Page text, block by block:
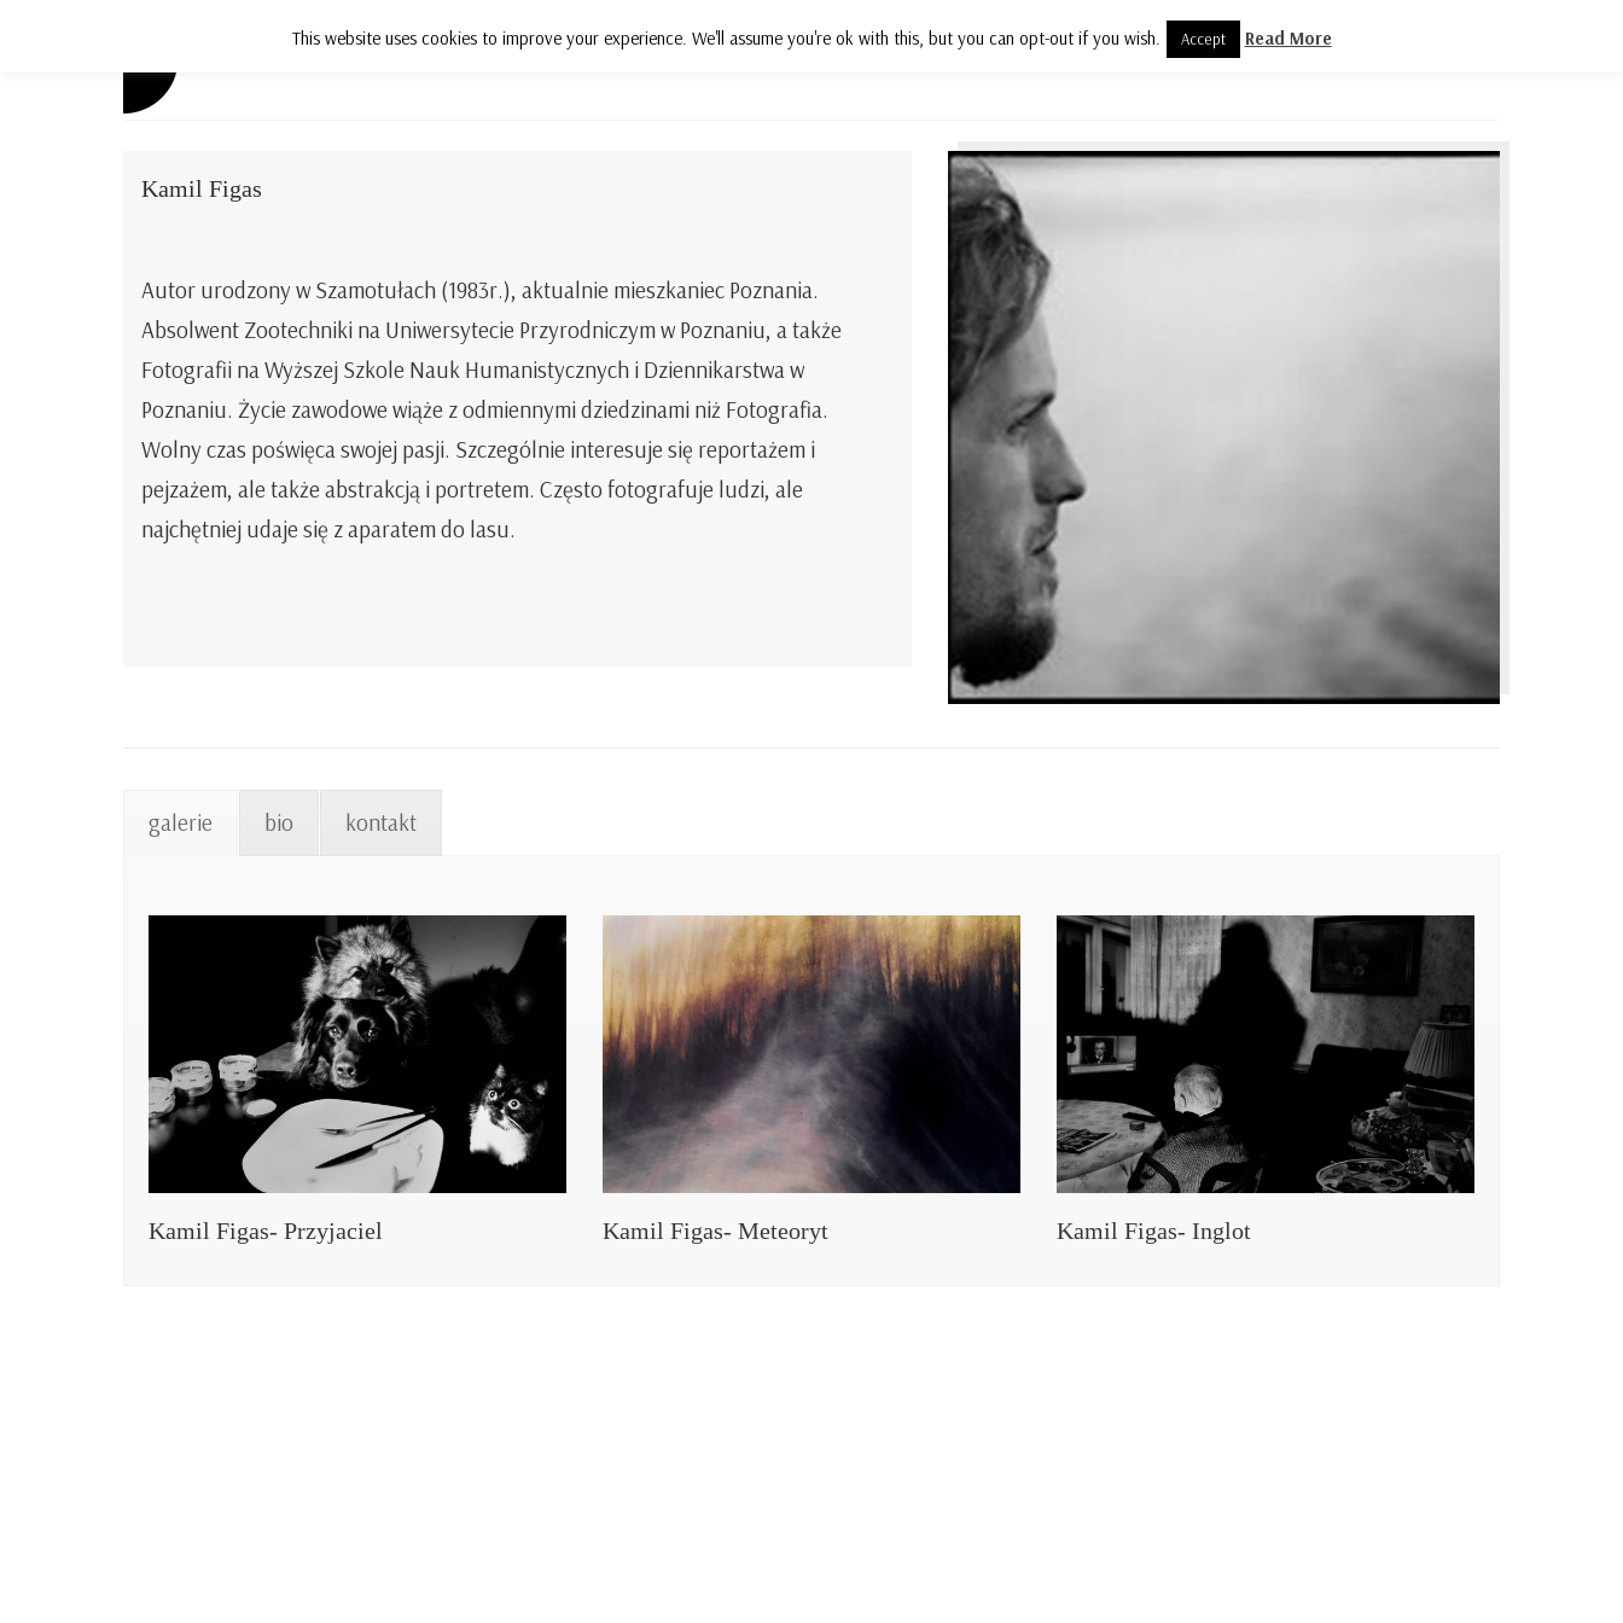
Polityka prywatności
Kamil Figas
Autor urodzony w Szamotułach (1983r.), aktualnie mieszkaniec Poznania.
Absolwent Zootechniki na Uniwersytecie Przyrodniczym w Poznaniu, a także
Fotografii na Wyższej Szkole Nauk Humanistycznych i Dziennikarstwa w
Poznaniu. Życie zawodowe wiąże z odmiennymi dziedzinami niż Fotografia.
Wolny czas poświęca swojej pasji. Szczególnie interesuje się reportażem i
pejzażem, ale także abstrakcją i portretem. Często fotografuje ludzi, ale
najchętniej udaje się z aparatem do lasu.
galerie bio kontakt
Kamil Figas- Przyjaciel Kamil Figas- Meteoryt Kamil Figas- Inglot
This website uses cookies to improve your experience. We'll assume you're ok with this, but you can opt-out if you wish. Accept Read More